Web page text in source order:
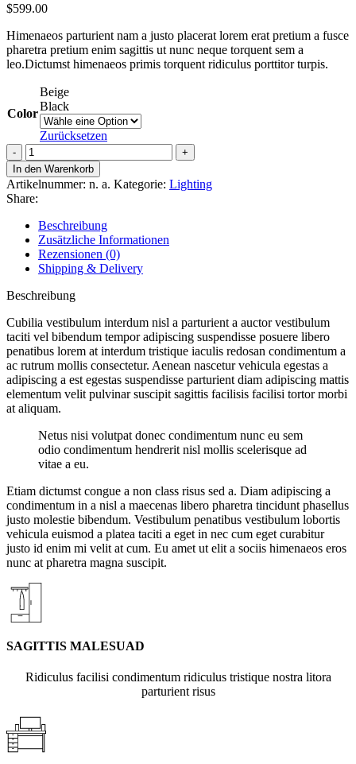
$599.00
Himenaeos parturient nam a justo placerat lorem erat pretium a fusce
pharetra pretium enim sagittis ut nunc neque torquent sem a
leo.Dictumst himenaeos primis torquent ridiculus porttitor turpis.
Color
Beige
Black
Zurücksetzen
Smart
watches
wood
edition
Menge
In den Warenkorb
Artikelnummer: n. a. Kategorie: Lighting
Share:
Beschreibung
Zusätzliche Informationen
Rezensionen (0)
Shipping & Delivery
Beschreibung
Cubilia vestibulum interdum nisl a parturient a auctor vestibulum
taciti vel bibendum tempor adipiscing suspendisse posuere libero
penatibus lorem at interdum tristique iaculis redosan condimentum a
ac rutrum mollis consectetur. Aenean nascetur vehicula egestas a
adipiscing a est egestas suspendisse parturient diam adipiscing mattis
elementum velit pulvinar suscipit sagittis facilisis facilisi tortor morbi
at aliquam.
Netus nisi volutpat donec condimentum nunc eu sem
odio condimentum hendrerit nisl mollis scelerisque ad
vitae a eu.
Etiam dictumst congue a non class risus sed a. Diam adipiscing a
condimentum in a nisl a maecenas libero pharetra tincidunt phasellus
justo molestie bibendum. Vestibulum penatibus vestibulum lobortis
vehicula euismod a platea taciti a eget in nec cum eget curabitur
justo id enim mi velit at cum. Eu amet ut elit a sociis himenaeos eros
nunc at pharetra magna suscipit.
SAGITTIS MALESUAD
Ridiculus facilisi condimentum ridiculus tristique nostra litora
parturient risus